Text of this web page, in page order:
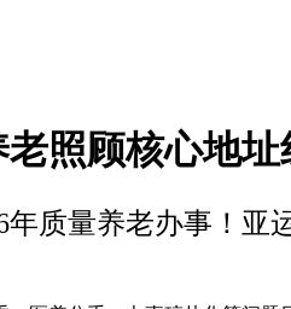
照顾核心地址
年质量养老办事！亚